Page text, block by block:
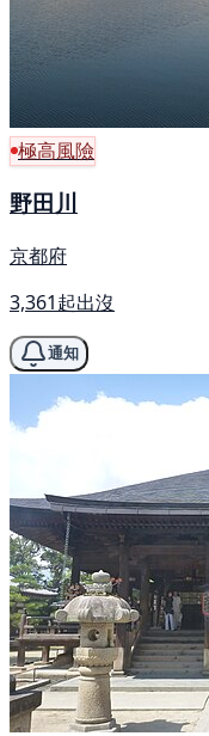
極高風險
野田川
京都府
3,361起出沒
通知